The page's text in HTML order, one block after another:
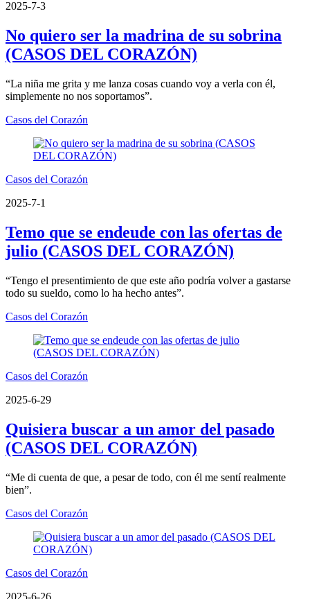
2025-7-3
No quiero ser la madrina de su sobrina
(CASOS DEL CORAZÓN)
“La niña me grita y me lanza cosas cuando voy a verla con él,
simplemente no nos soportamos”.
Casos del Corazón
Casos del Corazón
2025-7-1
Temo que se endeude con las ofertas de
julio (CASOS DEL CORAZÓN)
“Tengo el presentimiento de que este año podría volver a gastarse
todo su sueldo, como lo ha hecho antes”.
Casos del Corazón
Casos del Corazón
2025-6-29
Quisiera buscar a un amor del pasado
(CASOS DEL CORAZÓN)
“Me di cuenta de que, a pesar de todo, con él me sentí realmente
bien”.
Casos del Corazón
Casos del Corazón
2025-6-26